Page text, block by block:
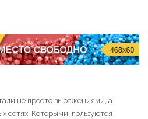
не просто выражениями, а
сетях. Которыми, пользуются